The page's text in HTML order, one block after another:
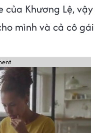
của Khương Lệ, vậy
mình và cả cô gái